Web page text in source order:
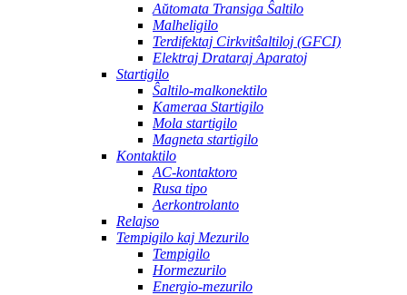
Aŭtomata Transiga Ŝaltilo
Malheligilo
Terdifektaj Cirkvitŝaltiloj (GFCI)
Elektraj Drataraj Aparatoj
Startigilo
Ŝaltilo-malkonektilo
Kameraa Startigilo
Mola startigilo
Magneta startigilo
Kontaktilo
AC-kontaktoro
Rusa tipo
Aerkontrolanto
Relajso
Tempigilo kaj Mezurilo
Tempigilo
Hormezurilo
Energio-mezurilo